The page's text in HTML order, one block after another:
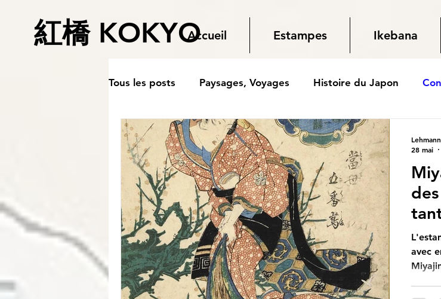
紅橋 KOKYOAccueil Estampes Ikebana
Tous les posts Paysages, Voyages Histoire du Japon
avec
28 mai